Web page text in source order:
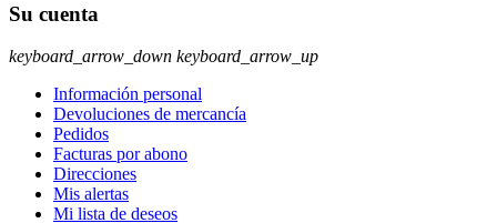
Su cuenta
keyboard_arrow_down keyboard_arrow_up
Información personal
Devoluciones de mercancía
Pedidos
Facturas por abono
Direcciones
Mis alertas
Mi lista de deseos